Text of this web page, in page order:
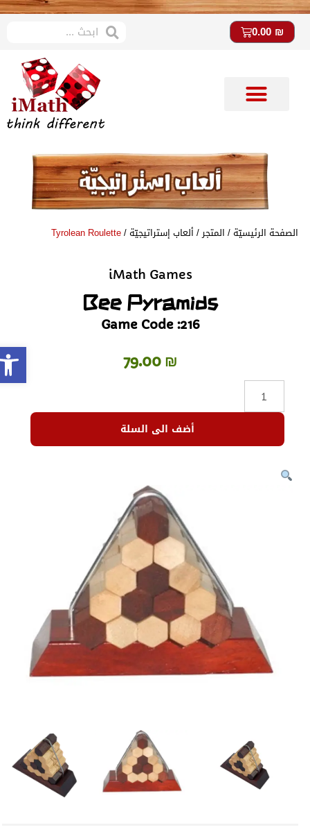
0.00₪
الصفحة الرئيسيّة/ المتجر/ألعاب إستراتيجيّة/
Tyrolean Roulette
iMath Games
Bee Pyramids
Game Code :216
79.00₪
أضف الى السلة